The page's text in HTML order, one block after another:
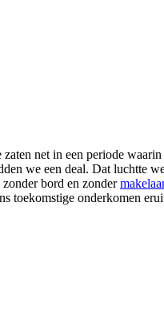
net in een periode
we een deal. Dat luchtte
bord en zondermakelaar
toekomstige onderkomen